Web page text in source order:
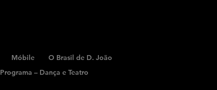
Móbile
O Brasil de D. João
Programa – Dança e Teatro